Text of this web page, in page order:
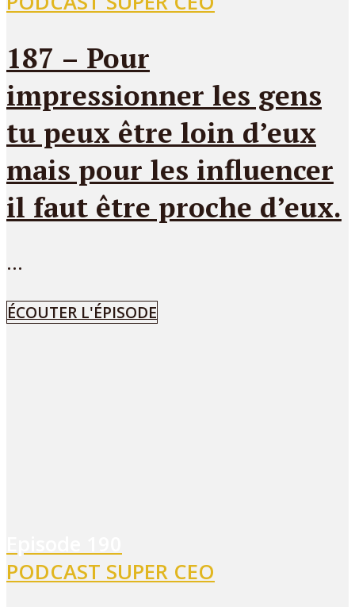
187 – Pour
impressionner les gens
tu peux être loin d’eux
mais pour les influencer
il faut être proche d’eux.
...
ÉCOUTER L'ÉPISODE
PODCAST SUPER CEO